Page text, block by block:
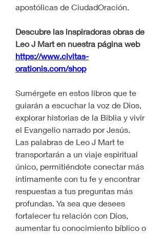
apostólicas de CiudadOración.
Descubre las inspiradoras obras de
Leo J Mart en nuestra página web
https://www.civitas-
orationis.com/shop
Sumérgete en estos libros que te
guiarán a escuchar la voz de Dios,
explorar historias de la Biblia y vivir
el Evangelio narrado por Jesús.
Las palabras de Leo J Mart te
transportarán a un viaje espiritual
único, permitiéndote conectar más
íntimamente con tu fe y encontrar
respuestas a tus preguntas más
profundas. Ya sea que desees
fortalecer tu relación con Dios,
aumentar tu conocimiento bíblico o